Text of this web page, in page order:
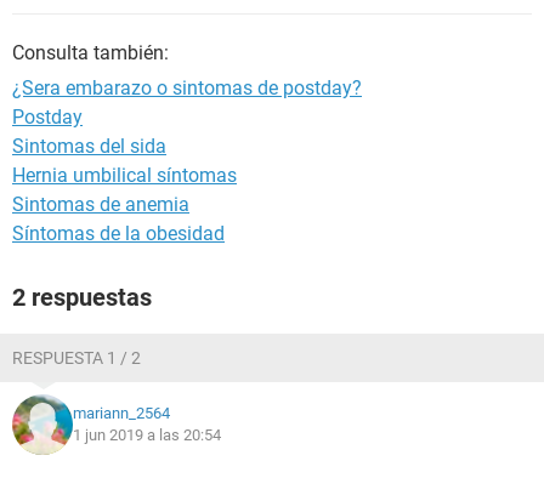
secuelas de la pastilla?
Enserio ayuda estoy muy preocupada ????
Toda informacion se las agradecere mucho
Consulta también:
¿Sera embarazo o sintomas de postday?
Postday
Sintomas del sida
Hernia umbilical síntomas
Sintomas de anemia
Síntomas de la obesidad
2 respuestas
RESPUESTA 1 / 2
mariann_2564
1 jun 2019 a las 20:54